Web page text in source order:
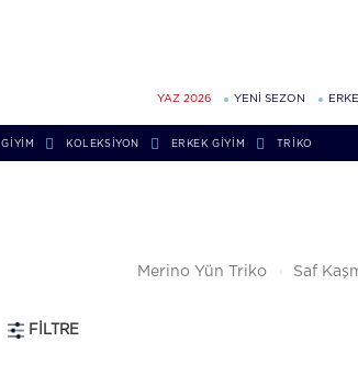
YAZ 2026 YENİ SEZON
GİYİM KOLEKSIYON ERKEK GIYIM TRIKO
Merino Yün Triko Saf
FILTRE